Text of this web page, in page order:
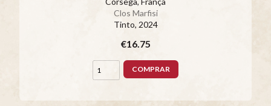
Clos Marfisi
Tinto, 2024
€16.75
COMPRAR